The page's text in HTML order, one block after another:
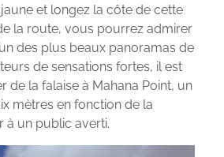
et longez la côte de cette
la route, vous pourrez admirer
des plus beaux panoramas de
de sensations fortes, il est
de la falaise à Mahana Point, un
mètres en fonction de la
à un public averti.